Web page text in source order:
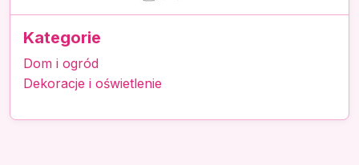
Kategorie
Dom i ogród
Dekoracje i oświetlenie